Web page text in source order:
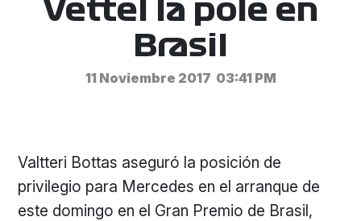
Vettel la pole en
Brasil
11 Noviembre 2017 03:41 PM
Valtteri Bottas aseguró la posición de
privilegio para Mercedes en el arranque de
este domingo en el Gran Premio de Brasil,